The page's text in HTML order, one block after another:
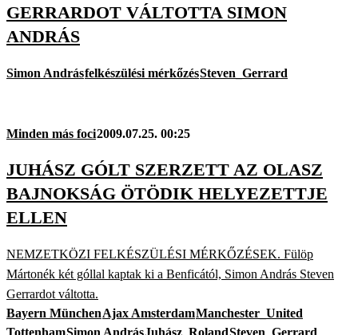
GERRARDOT VÁLTOTTA SIMON
ANDRÁS
Simon Andrásfelkészülési mérkőzésSteven_Gerrard
Minden más foci2009.07.25. 00:25
JUHÁSZ GÓLT SZERZETT AZ OLASZ
BAJNOKSÁG ÖTÖDIK HELYEZETTJE
ELLEN
NEMZETKÖZI FELKÉSZÜLÉSI MÉRKŐZÉSEK. Fülöp
Mártonék két góllal kaptak ki a Benficától, Simon András Steven
Gerrardot váltotta.
Bayern MünchenAjax AmsterdamManchester_United
TottenhamSimon AndrásJuhász_RolandSteven_Gerrard